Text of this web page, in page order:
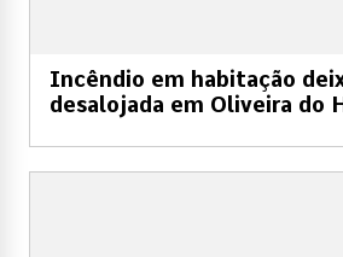
Incêndio em habitação
desalojada em Oliveira do